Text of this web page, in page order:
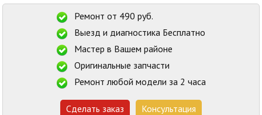
Ремонт от 490 руб.
Выезд и диагностика Бесплатно
Мастер в Вашем районе
Оригинальные запчасти
Ремонт любой модели за 2 часа
Сделать заказ Консультация